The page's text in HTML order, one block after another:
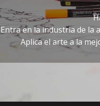
Entra en la industria de la
Aplica el arte a la